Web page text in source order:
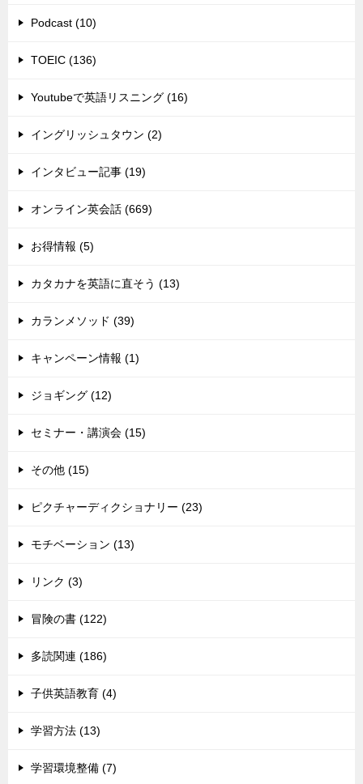
Podcast (10)
TOEIC (136)
Youtubeで英語リスニング (16)
イングリッシュタウン (2)
インタビュー記事 (19)
オンライン英会話 (669)
お得情報 (5)
カタカナを英語に直そう (13)
カランメソッド (39)
キャンペーン情報 (1)
ジョギング (12)
セミナー・講演会 (15)
その他 (15)
ピクチャーディクショナリー (23)
モチベーション (13)
リンク (3)
冒険の書 (122)
多読関連 (186)
子供英語教育 (4)
学習方法 (13)
学習環境整備 (7)